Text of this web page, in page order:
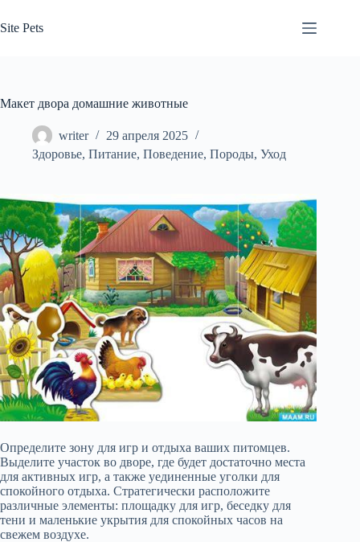
к
сути
Site Pets
Макет двора домашние животные
writer
29 апреля 2025
Здоровье, Питание, Поведение, Породы, Уход
Определите зону для игр и отдыха ваших питомцев.
Выделите участок во дворе, где будет достаточно места
для активных игр, а также уединенные уголки для
спокойного отдыха. Стратегически расположите
различные элементы: площадку для игр, беседку для
тени и маленькие укрытия для спокойных часов на
свежем воздухе.